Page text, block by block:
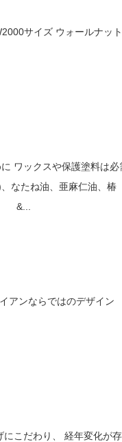
需
油、 ヒバ油のみを使用した自然素材でできています。 &...